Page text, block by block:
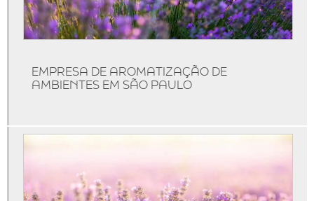
Máquina de aromatizar ambientes
Máquinas de aromatização
Produtos de marketing olfativo
Aromatização de ambientes comerciais
EMPRESA DE AROMATIZAÇÃO DE
AMBIENTES EM SÃO PAULO